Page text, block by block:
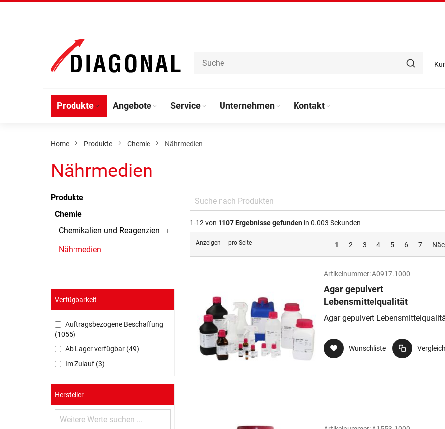
Inhalt
Produkte Angebote Service Unternehmen Kontakt
Home Produkte Chemie Nährmedien
Nährmedien
Produkte
Chemie
Chemikalien und Reagenzien
Nährmedien
Verfügbarkeit
Auftragsbezogene Beschaffung
1055
Ab Lager verfügbar 49
Im Zulauf 3
Hersteller
1-12 von 1107Ergebnisse gefunden in 0.003 Sekunden
Anzeigen pro Seite 1 2 3 4 5 6 7
Artikelnummer:A0917.1000
Agar gepulvert
Lebensmittelqualität
Agar gepulvert
Wunschliste